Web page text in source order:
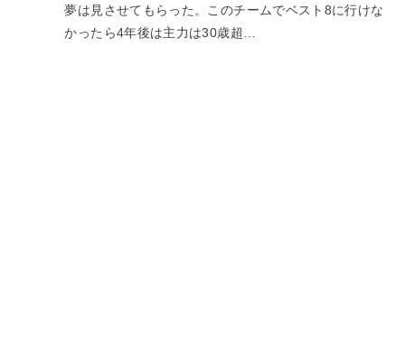
夢は見させてもらった。このチームでベスト8に行けな
かったら4年後は主力は30歳超…